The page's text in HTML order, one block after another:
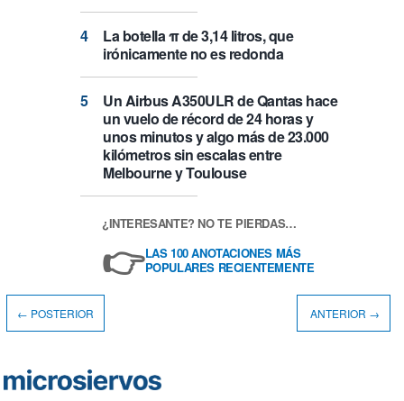
La botella π de 3,14 litros, que
irónicamente no es redonda
Un Airbus A350ULR de Qantas hace
un vuelo de récord de 24 horas y
unos minutos y algo más de 23.000
kilómetros sin escalas entre
Melbourne y Toulouse
¿INTERESANTE? NO TE PIERDAS…
👉LAS 100 ANOTACIONES MÁS
POPULARES RECIENTEMENTE
← POSTERIOR ANTERIOR →